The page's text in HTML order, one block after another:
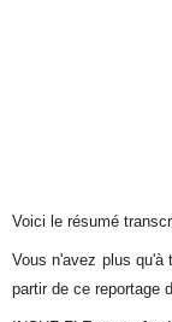
Voici le résumé
Vous n'avez plus qu'à
partir de ce reportage